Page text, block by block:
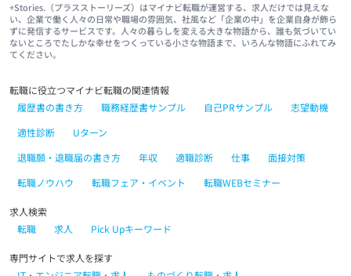
+Stories.（プラスストーリーズ）はマイナビ転職が運営する、求人だけでは見えな
い、企業で働く人々の日常や職場の雰囲気、社風など「企業の中」を企業自身が飾ら
ずに発信するサービスです。人々の暮らしを変える大きな物語から、誰も気づいてい
ないところでたしかな幸せをつくっている小さな物語まで、いろんな物語にふれてみ
てください。
転職に役立つマイナビ転職の関連情報
履歴書の書き方
職務経歴書サンプル 自己PRサンプル
志望動機
適性診断
Uターン
退職願・退職届の書き方
年収 適職診断 仕事
面接対策
転職ノウハウ
転職フェア・イベント 転職WEBセミナー
求人検索
転職
求人 Pick Upキーワード
専門サイトで求人を探す